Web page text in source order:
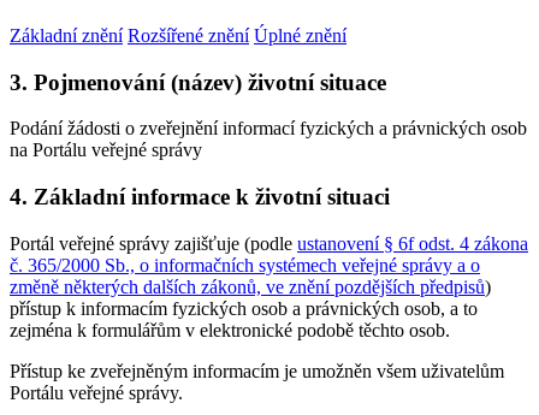
Základní znění Rozšířené znění Úplné znění
3. Pojmenování (název) životní situace
Podání žádosti o zveřejnění informací fyzických a právnických osob
na Portálu veřejné správy
4. Základní informace k životní situaci
Portál veřejné správy zajišťuje (podle ustanovení § 6f odst. 4 zákona
č. 365/2000 Sb., o informačních systémech veřejné správy a o
změně některých dalších zákonů, ve znění pozdějších předpisů)
přístup k informacím fyzických osob a právnických osob, a to
zejména k formulářům v elektronické podobě těchto osob.
Přístup ke zveřejněným informacím je umožněn všem uživatelům
Portálu veřejné správy.